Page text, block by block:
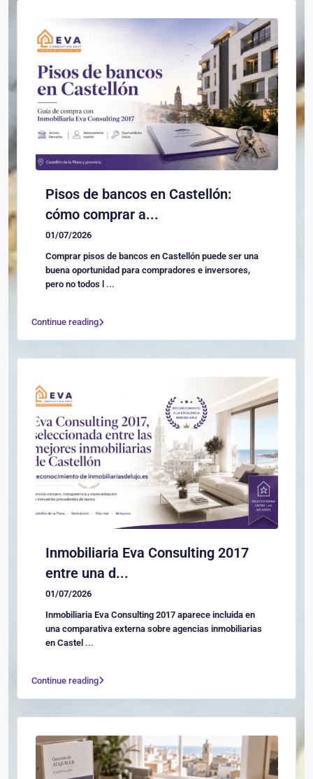
Pisos de bancos en Castellón:
cómo comprar a...
01/07/2026
Comprar pisos de bancos en Castellón puede ser una
buena oportunidad para compradores e inversores,
pero no todos l ...
Continue reading
Inmobiliaria Eva Consulting 2017
entre una d...
01/07/2026
Inmobiliaria Eva Consulting 2017 aparece incluida en
una comparativa externa sobre agencias inmobiliarias
en Castel ...
Continue reading